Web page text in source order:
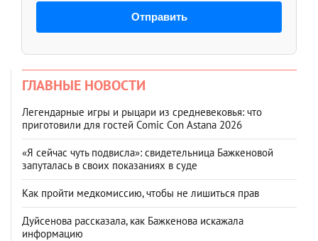
Отправить
ГЛАВНЫЕ НОВОСТИ
Легендарные игры и рыцари из средневековья: что
приготовили для гостей Comic Con Astana 2026
«Я сейчас чуть подвисла»: свидетельница Бажкеновой
запуталась в своих показаниях в суде
Как пройти медкомиссию, чтобы не лишиться прав
Дуйсенова рассказала, как Бажкенова искажала
информацию